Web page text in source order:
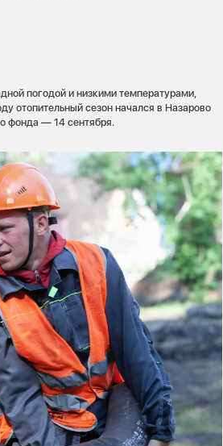
погодой и низкими температурами,
отопительный сезон начался в Назарово
фонда — 14 сентября.